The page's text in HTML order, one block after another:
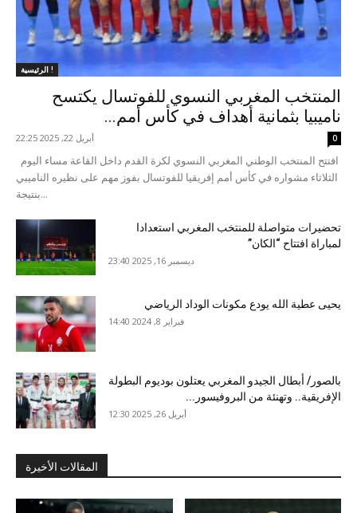
الرئيسية !
المنتخب المغربي النسوي للفوتسال يكتسح
ناميبيا بثمانية أهداف في كأس أمم...
أبريل 22, 2025 22:25 0
الثلاثاء مشواره في كأس أمم إفريقيا للفوتسال بفوز مهم على نظيره الناميبي
بنتيجة...
تحضيرات متواصلة للمنتخب المغربي استعدادا
لمباراة افتتاح “الكان”
ديسمبر 16, 2025 23:40
يحيى عطية الله يودع مكونات الوداد الرياضي
فبراير 8, 2024 14:40
بالصور/ أبطال الجيدو المغربي يعتلون بوديوم البطولة
الإفريقية.. وتهنئة من البروفيسور...
أبريل 26, 2025 12:30
المقالات الأخيرة